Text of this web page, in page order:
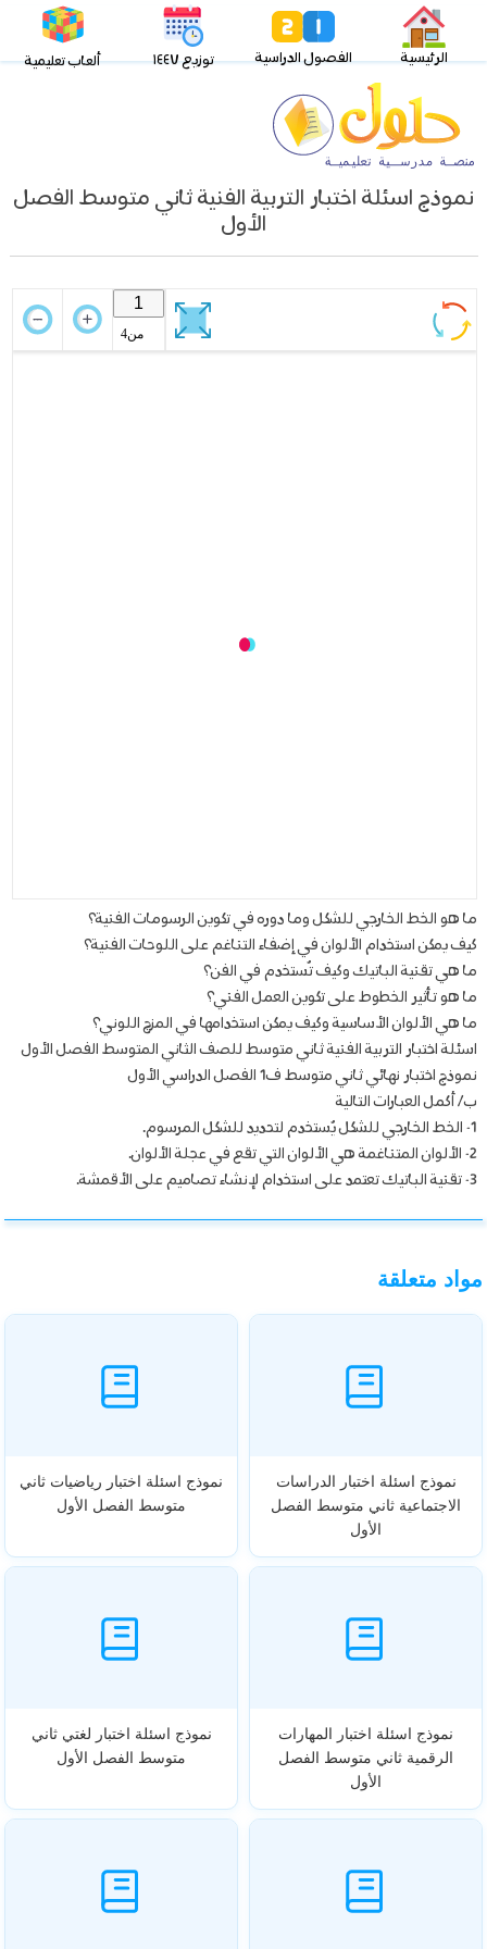
الرئيسية الفصول الدراسية توزيع ١٤٤٧ ألعاب تعليمية
نموذج اسئلة اختبار التربية الفنية ثاني متوسط الفصل
الأول
ما هو الخط الخارجي للشكل وما دوره في تكوين الرسومات الفنية؟
كيف يمكن استخدام الألوان في إضفاء التناغم على اللوحات الفنية؟
ما هي تقنية الباتيك وكيف تُستخدم في الفن؟
ما هو تأثير الخطوط على تكوين العمل الفني؟
ما هي الألوان الأساسية وكيف يمكن استخدامها في المزج اللوني؟
اسئلة اختبار التربية الفنية ثاني متوسط للصف الثاني المتوسط الفصل الأول
نموذج اختبار نهائي ثاني متوسط ف1 الفصل الدراسي الأول
ب/ أكمل العبارات التالية
1- الخط الخارجي للشكل يُستخدم لتحديد للشكل المرسوم.
2- الألوان المتناغمة هي الألوان التي تقع في عجلة الألوان.
3- تقنية الباتيك تعتمد على استخدام لإنشاء تصاميم على الأقمشة.
مواد متعلقة
نموذج اسئلة اختبار الدراسات
الاجتماعية ثاني متوسط الفصل
الأول
نموذج اسئلة اختبار رياضيات ثاني
متوسط الفصل الأول
نموذج اسئلة اختبار المهارات
الرقمية ثاني متوسط الفصل
الأول
نموذج اسئلة اختبار لغتي ثاني
متوسط الفصل الأول